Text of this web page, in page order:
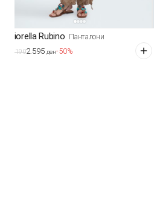
Fiorella Rubino Панталони
5.1902.595 ден-50%